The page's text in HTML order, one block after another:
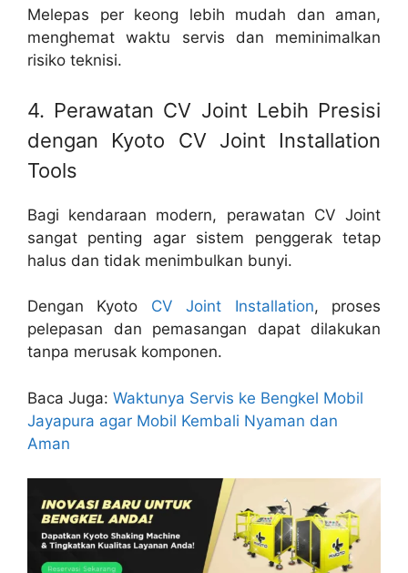
Melepas per keong lebih mudah dan aman,
menghemat waktu servis dan meminimalkan
risiko teknisi.
4. Perawatan CV Joint Lebih Presisi
dengan Kyoto CV Joint Installation
Tools
Bagi kendaraan modern, perawatan CV Joint
sangat penting agar sistem penggerak tetap
halus dan tidak menimbulkan bunyi.
Dengan Kyoto CV Joint Installation, proses
pelepasan dan pemasangan dapat dilakukan
tanpa merusak komponen.
Baca Juga: Waktunya Servis ke Bengkel Mobil
Jayapura agar Mobil Kembali Nyaman dan
Aman